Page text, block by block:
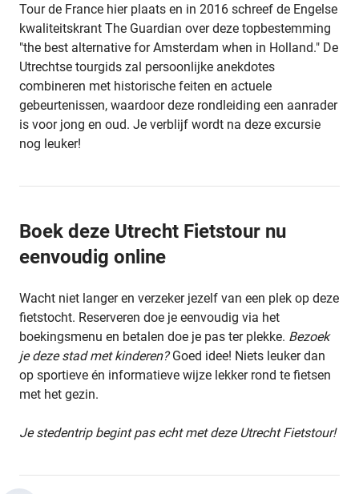
Tour de France hier plaats en in 2016 schreef de Engelse
kwaliteitskrant The Guardian over deze topbestemming
"the best alternative for Amsterdam when in Holland." De
Utrechtse tourgids zal persoonlijke anekdotes
combineren met historische feiten en actuele
gebeurtenissen, waardoor deze rondleiding een aanrader
is voor jong en oud. Je verblijf wordt na deze excursie
nog leuker!
Boek deze Utrecht Fietstour nu
eenvoudig online
Wacht niet langer en verzeker jezelf van een plek op deze
fietstocht. Reserveren doe je eenvoudig via het
boekingsmenu en betalen doe je pas ter plekke. Bezoek
je deze stad met kinderen?Goed idee! Niets leuker dan
op sportieve én informatieve wijze lekker rond te fietsen
met het gezin.
Je stedentrip begint pas echt met deze Utrecht Fietstour!